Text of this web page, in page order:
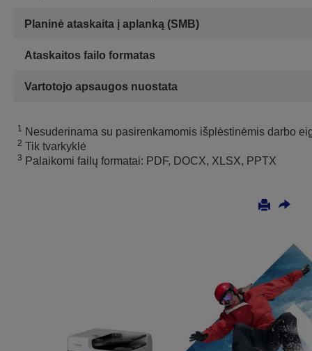
Planinė ataskaita į aplanką (SMB)
Ataskaitos failo formatas
Vartotojo apsaugos nuostata
1 Nesuderinama su pasirenkamomis išplėstinėmis darbo
2 Tik tvarkyklė
3 Palaikomi failų formatai: PDF, DOCX, XLSX, PPTX